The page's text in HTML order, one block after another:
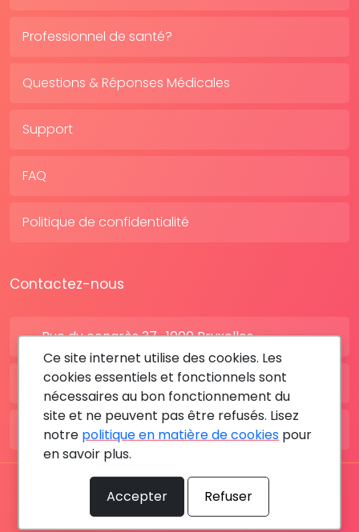
Professionnel de santé?
Questions & Réponses Médicales
Support
FAQ
Politique de confidentialité
Contactez-nous
Rue du congrès 37 , 1000 Bruxelles
BE: +32 28080227
FR: +33 183642895
Tous les droits sont réservés © 2026 RDV MÉDICAL By
MediaSatCom
Ce site internet utilise des cookies. Les
cookies essentiels et fonctionnels sont
nécessaires au bon fonctionnement du
site et ne peuvent pas être refusés. Lisez
notre politique en matière de cookies pour
en savoir plus.
Accepter Refuser